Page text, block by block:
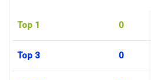
Top 1 0
Top 3 0